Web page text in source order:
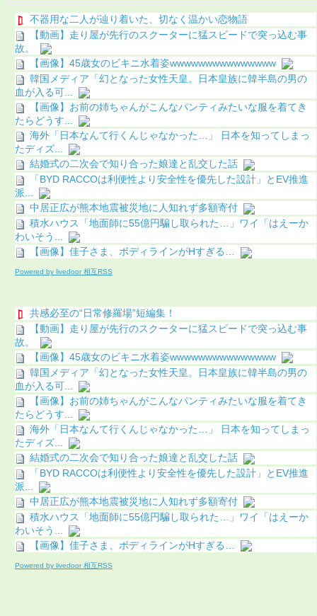
不器用な二人が辿り着いた、切なく温かい恋物語
【動画】走り屋が先行のスクーターに猛スピードで突っ込む事
故。
【画像】45歳女のビキニ水着姿wwwwwwwwwwwwwww
韓国メディア「幻となった女性天皇。日本皇族に韓半島の男の
血が入る可...
【画像】お前の姉ちゃんがこんなパンティみたいな服を着てき
たらどうす...
海外「日本なんて行くんじゃなかった…」 日本を知ってしまっ
たディズ...
結婚式の二次会で知り合った娘達と乱交した話
「BYD RACCOは利便性より安全性を優先した設計」とEV推進
派...
中居正広が熊本地震被災地に人知れず多額寄付
積水ハウス「地面師に55億円騙し取られた…」ワイ「はえーか
わいそう...
【画像】佳子さま、ボディラインがHすぎる…
Powered by livedoor 相互RSS
共感必至の“日常修羅場”短編集！
【動画】走り屋が先行のスクーターに猛スピードで突っ込む事
故。
【画像】45歳女のビキニ水着姿wwwwwwwwwwwwwww
韓国メディア「幻となった女性天皇。日本皇族に韓半島の男の
血が入る可...
【画像】お前の姉ちゃんがこんなパンティみたいな服を着てき
たらどうす...
海外「日本なんて行くんじゃなかった…」 日本を知ってしまっ
たディズ...
結婚式の二次会で知り合った娘達と乱交した話
「BYD RACCOは利便性より安全性を優先した設計」とEV推進
派...
中居正広が熊本地震被災地に人知れず多額寄付
積水ハウス「地面師に55億円騙し取られた…」ワイ「はえーか
わいそう...
【画像】佳子さま、ボディラインがHすぎる…
Powered by livedoor 相互RSS